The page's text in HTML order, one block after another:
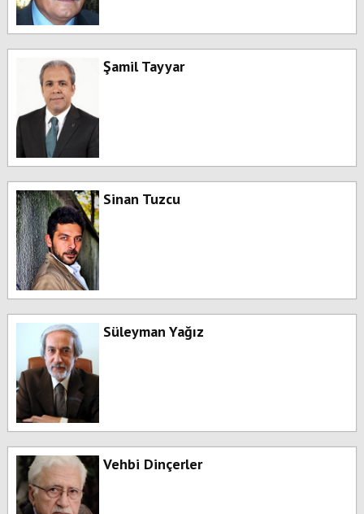
Şamil Tayyar
Sinan Tuzcu
Süleyman Yağız
Vehbi Dinçerler